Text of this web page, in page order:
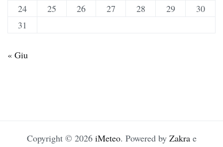
24
25 26 27 28 29
30
31
« Giu
Copyright © 2026 iMeteo. Powered by Zakrae